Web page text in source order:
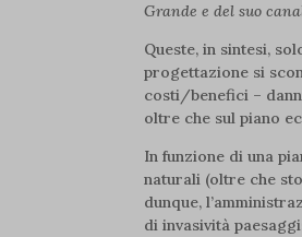
Grande e del suo
Queste, in sintesi,
progettazione si
costi/benefici –
oltre che sul piano
In funzione di una
naturali (oltre che
dunque,
di invasività